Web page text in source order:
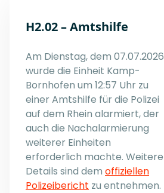
H2.02 – Amtshilfe
Am Dienstag, dem 07.07.2026
wurde die Einheit Kamp-
Bornhofen um 12:57 Uhr zu
einer Amtshilfe für die Polizei
auf dem Rhein alarmiert, der
auch die Nachalarmierung
weiterer Einheiten
erforderlich machte. Weitere
Details sind dem offiziellen
Polizeibericht zu entnehmen.